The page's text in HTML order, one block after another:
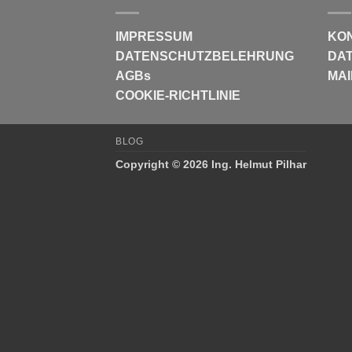
IMPRESSUM
DATENSCHUTZBELEHRUNG
AGBs
COOKIE-RICHTLINIE
BLOG
Copyright © 2026 Ing. Helmut Pilhar